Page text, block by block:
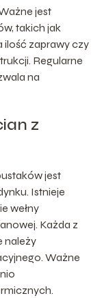
jest
takich jak
ilość zaprawy czy
Regularne
na
z
jest
Istnieje
wełny
Każda z
należy
Ważne